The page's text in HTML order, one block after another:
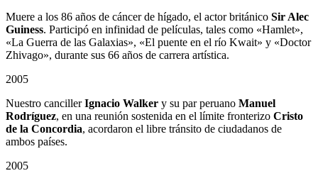
Muere a los 86 años de cáncer de hígado, el actor británico Sir Alec
Guiness. Participó en infinidad de películas, tales como «Hamlet»,
«La Guerra de las Galaxias», «El puente en el río Kwait» y «Doctor
Zhivago», durante sus 66 años de carrera artística.
2005
Nuestro cancillerIgnacio Walker y su par peruano Manuel
Rodríguez, en una reunión sostenida en el límite fronterizo Cristo
de la Concordia, acordaron el libre tránsito de ciudadanos de
ambos países.
2005